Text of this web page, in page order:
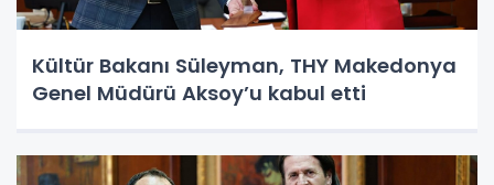
Kültür Bakanı Süleyman, THY Makedonya
Genel Müdürü Aksoy’u kabul etti